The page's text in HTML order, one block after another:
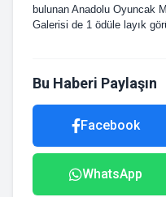
bulunan Anadolu Oyuncak
Galerisi de 1 ödüle layık
Bu Haberi Paylaşın
Facebook
WhatsApp